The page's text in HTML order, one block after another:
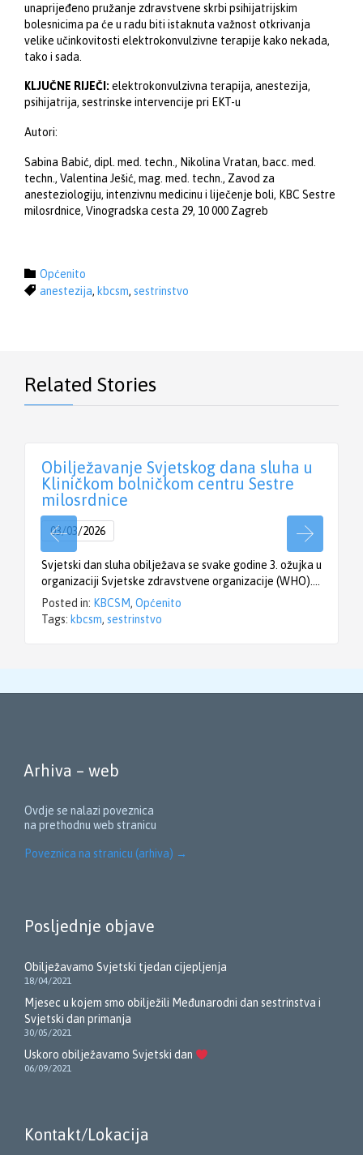
unaprijeđeno pružanje zdravstvene skrbi psihijatrijskim
bolesnicima pa će u radu biti istaknuta važnost otkrivanja
velike učinkovitosti elektrokonvulzivne terapije kako nekada,
tako i sada.
KLJUČNE RIJEČI: elektrokonvulzivna terapija, anestezija,
psihijatrija, sestrinske intervencije pri EKT-u
Autori:
Sabina Babić, dipl. med. techn., Nikolina Vratan, bacc. med.
techn., Valentina Ješić, mag. med. techn., Zavod za
anesteziologiju, intenzivnu medicinu i liječenje boli, KBC Sestre
milosrdnice, Vinogradska cesta 29, 10 000 Zagreb
 Category
Općenito
 Tags
anestezija, kbcsm, sestrinstvo
Related Stories
Obilježavanje Svjetskog dana sluha u
Kliničkom bolničkom centru Sestre
milosrdnice
03/03/2026
Svjetski dan sluha obilježava se svake godine 3. ožujka u
organizaciji Svjetske zdravstvene organizacije (WHO)….
Posted in: KBCSM, Općenito
Tags: kbcsm, sestrinstvo
Arhiva – web
Ovdje se nalazi poveznica
na prethodnu web stranicu
Poveznica na stranicu (arhiva) →
Posljednje objave
Obilježavamo Svjetski tjedan cijepljenja
18/04/2021
Mjesec u kojem smo obilježili Međunarodni dan sestrinstva i
Svjetski dan primanja
30/05/2021
Uskoro obilježavamo Svjetski dan
06/09/2021
Kontakt/Lokacija